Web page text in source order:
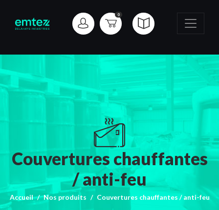
0
Couvertures chauffantes
/ anti-feu
Accueil Nos produits Couvertures chauffantes / anti-feu